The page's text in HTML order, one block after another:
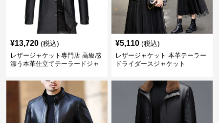
¥13,720 (税込)
レザージャケット専門店 高級感
漂う本革仕立てテーラードジャ
¥5,110 (税込)
レザージャケット 本革テーラー
ドライダースジャケット